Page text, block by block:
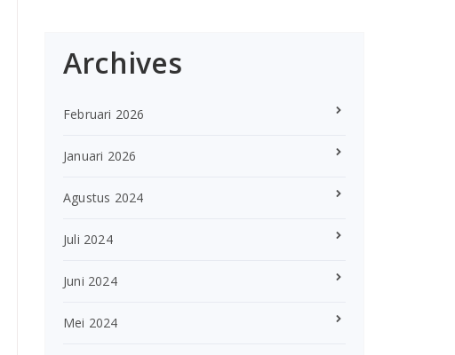
Archives
Februari 2026
Januari 2026
Agustus 2024
Juli 2024
Juni 2024
Mei 2024